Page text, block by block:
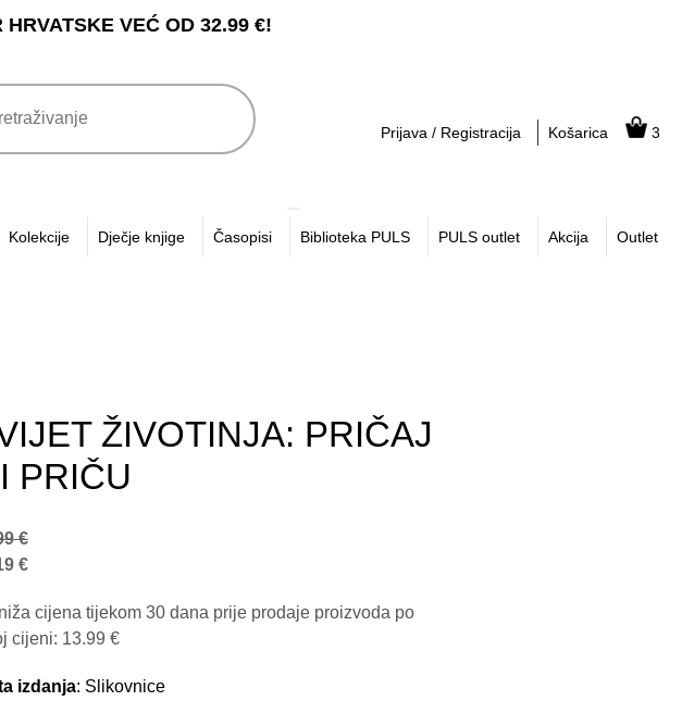
VEĆ OD 32.99 €!
Kolekcije Dječje knjige Časopisi Biblioteka PULS PULS outlet Akcija Outlet
Prijava / Registracija Košarica 3
ŽIVOTINJA: PRIČAJ
PRIČU
€
€
cijena tijekom 30 dana prije prodaje proizvoda po
cijeni: 13.99 €
izdanja: Slikovnice